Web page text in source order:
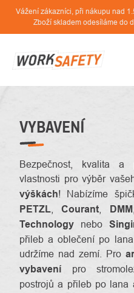
Přejít
obsah
Vážení zákazníci, při nákupu nad
Zboží skladem odesíláme do
VYBAVENÍ
Bezpečnost, kvalita
vlastnosti pro výběr
výškách! Nabízíme
PETZL ,Courant DMM
Technology nebo
přileb a oblečení po
udržíme nad zemí. Pro
vybavení pro
postrojů a přileb po lana